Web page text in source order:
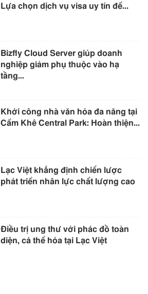
Lựa chọn dịch vụ visa uy tín để...
Bizfly Cloud Server giúp doanh
nghiệp giảm phụ thuộc vào hạ
tầng...
Khởi công nhà văn hóa đa năng tại
Cẩm Khê Central Park: Hoàn thiện...
Lạc Việt khẳng định chiến lược
phát triển nhân lực chất lượng cao
Điều trị ung thư với phác đồ toàn
diện, cá thể hóa tại Lạc Việt